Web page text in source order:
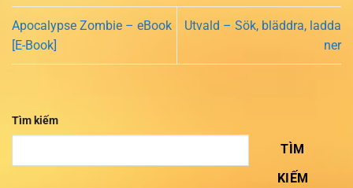
Apocalypse Zombie – eBook
[E-Book]
Utvald – Sök, bläddra, ladda
ner
Tìm kiếm
TÌM
KIẾM